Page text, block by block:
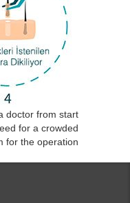
a doctor from start
need for a crowded
for the operation.